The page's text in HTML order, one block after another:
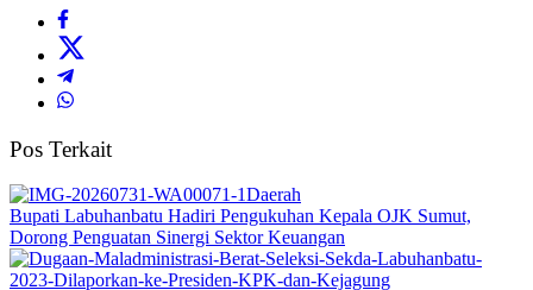
Pos Terkait
Daerah
Bupati Labuhanbatu Hadiri Pengukuhan Kepala OJK Sumut,
Dorong Penguatan Sinergi Sektor Keuangan